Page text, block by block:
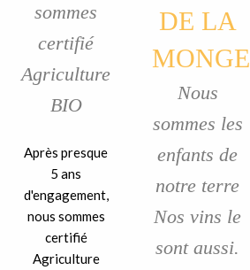
sommes
certifié
Agriculture
BIO
Après presque
5 ans
d'engagement,
nous sommes
certifié
Agriculture
DE LA
MONGE
Nous
sommes les
enfants de
notre terre
Nos vins le
sont aussi.